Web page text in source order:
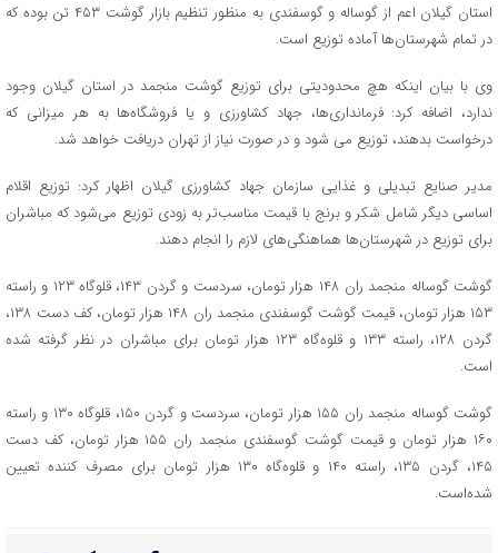
استان گیلان اعم از گوساله و گوسفندی به منظور تنظیم بازار گوشت ۴۵۳ تن بوده که
در تمام شهرستان‌ها آماده توزیع است.
وی با بیان اینکه هچ محدودیتی برای توزیع گوشت منجمد در استان گیلان وجود
ندارد، اضافه کرد: فرمانداری‌ها، جهاد کشاورزی و یا فروشگاه‌ها به هر میزانی که
درخواست بدهند، توزیع می شود و در صورت نیاز از تهران دریافت خواهد شد.
مدیر صنایع تبدیلی و غذایی سازمان جهاد کشاورزی گیلان اظهار کرد: توزیع اقلام
اساسی دیگر شامل شکر و برنج با قیمت مناسب‌تر به زودی توزیع می‌شود که مباشران
برای توزیع در شهرستان‌ها هماهنگی‌های لازم را انجام دهند.
گوشت گوساله منجمد ران ۱۴۸ هزار تومان، سردست و گردن ۱۴۳، قلوگاه ۱۲۳ و راسته
۱۵۳ هزار تومان، قیمت گوشت گوسفندی منجمد ران ۱۴۸ هزار تومان، کف دست ۱۳۸،
گردن ۱۲۸، راسته ۱۳۳ و قلوه‌گاه ۱۲۳ هزار تومان برای مباشران در نظر گرفته شده
است.
گوشت گوساله منجمد ران ۱۵۵ هزار تومان، سردست و گردن ۱۵۰، قلوگاه ۱۳۰ و راسته
۱۶۰ هزار تومان و قیمت گوشت گوسفندی منجمد ران ۱۵۵ هزار تومان، کف دست
۱۴۵، گردن ۱۳۵، راسته ۱۴۰ و قلوه‌گاه ۱۳۰ هزار تومان برای مصرف کننده تعیین
شده‌است.